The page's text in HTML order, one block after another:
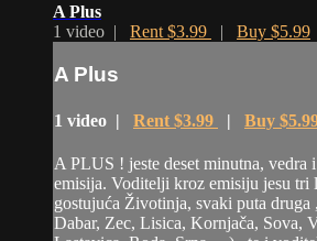
A Plus
1 video | Rent $3.99 | Buy $5.99
A Plus
1 video | Rent $3.99 | Buy
A PLUS ! jeste deset minutna, vedra
emisija. Voditelji kroz emisiju jesu
gostujuća Životinja, svaki puta
Dabar, Zec, Lisica, Kornjača, Sova,